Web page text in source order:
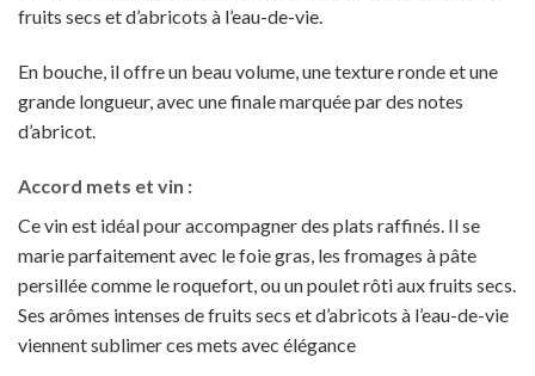
fruits secs et d’abricots à l’eau-de-vie.
En bouche, il offre un beau volume, une texture ronde et une
grande longueur, avec une finale marquée par des notes
d’abricot.
Accord mets et vin :
Ce vin est idéal pour accompagner des plats raffinés. Il se
marie parfaitement avec le foie gras, les fromages à pâte
persillée comme le roquefort, ou un poulet rôti aux fruits secs.
Ses arômes intenses de fruits secs et d’abricots à l’eau-de-vie
viennent sublimer ces mets avec élégance